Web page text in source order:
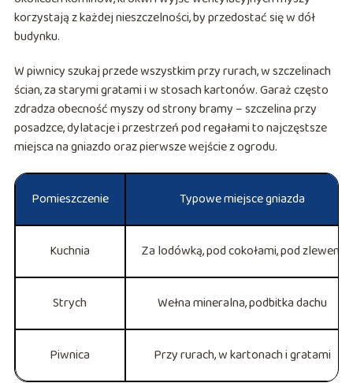
korzystają z każdej nieszczelności, by przedostać się w dół
budynku.
W piwnicy szukaj przede wszystkim przy rurach, w szczelinach
ścian, za starymi gratami i w stosach kartonów. Garaż często
zdradza obecność myszy od strony bramy – szczelina przy
posadzce, dylatacje i przestrzeń pod regałami to najczęstsze
miejsca na gniazdo oraz pierwsze wejście z ogrodu.
Pomieszczenie Typowe miejsce gniazda
Kuchnia Za lodówką, pod cokołami, pod zlewem
Strych Wełna mineralna, podbitka dachu
Piwnica Przy rurach, w kartonach i gratami